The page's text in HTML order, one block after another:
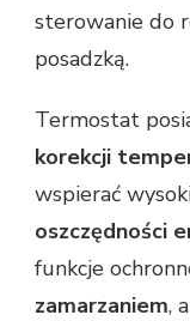
sterowanie do
posadzką.
Termostat
korekcji
wspierać
oszczędności
funkcje
zamarzaniem,